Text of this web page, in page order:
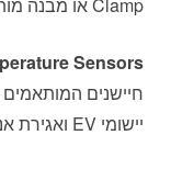
Sensors
חיישנים
יישומי EV ואגירת אנרגיה.